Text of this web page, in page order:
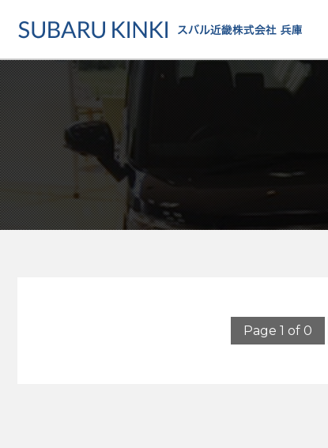
店舗情報
地域でさがす
地図でさがす
試乗車でさがす
カーラインアッ
カーラインアップ一覧
乗用車
軽自動車
メンテナンス・
メンテナンス・サービ
車検・定期点検をする
カーケアをする
Page 1 of 0